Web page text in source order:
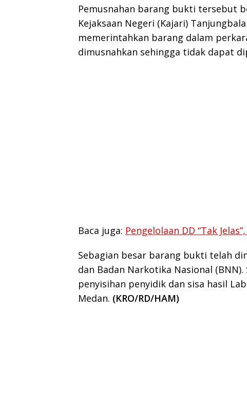
Pemusnahan barang bukti tersebut
Kejaksaan Negeri (Kajari)
memerintahkan barang dalam
dimusnahkan sehingga tidak dapat
Baca juga: Pengelolaan DD “Tak
Sebagian besar barang bukti telah
dan Badan Narkotika Nasional
penyisihan penyidik dan sisa hasil
Medan. (KRO/RD/HAM)